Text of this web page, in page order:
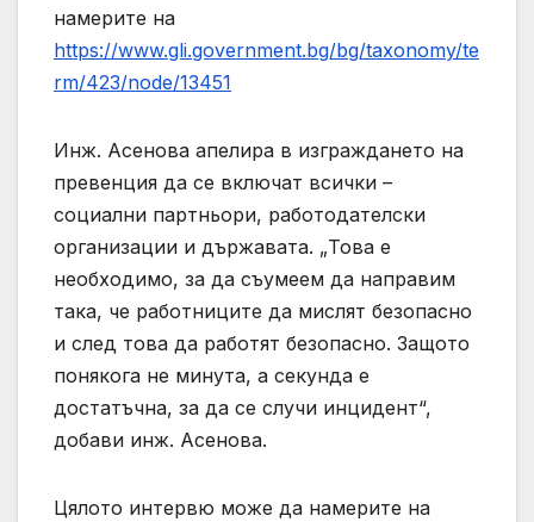
намерите на
https://www.gli.government.bg/bg/taxonomy/te
rm/423/node/13451
Инж. Асенова апелира в изграждането на
превенция да се включат всички –
социални партньори, работодателски
организации и държавата. „Това е
необходимо, за да съумеем да направим
така, че работниците да мислят безопасно
и след това да работят безопасно. Защото
понякога не минута, а секунда е
достатъчна, за да се случи инцидент“,
добави инж. Асенова.
Цялото интервю може да намерите на